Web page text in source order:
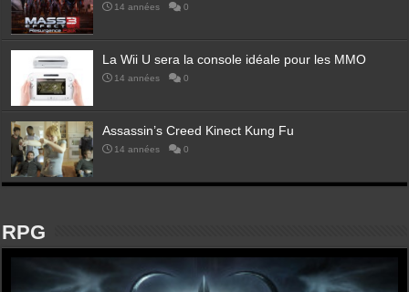
14 années 0
La Wii U sera la console idéale pour les MMO
14 années 0
Assassin’s Creed Kinect Kung Fu
14 années 0
RPG